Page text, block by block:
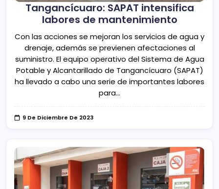
Tangancícuaro: SAPAT intensifica
labores de mantenimiento
Con las acciones se mejoran los servicios de agua y
drenaje, además se previenen afectaciones al
suministro. El equipo operativo del Sistema de Agua
Potable y Alcantarillado de Tangancícuaro (SAPAT)
ha llevado a cabo una serie de importantes labores
para…
9 De Diciembre De 2023